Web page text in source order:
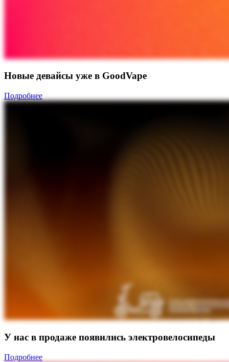
Новые девайсы уже в GoodVape
Подробнее
У нас в продаже появились электровелосипеды
Подробнее